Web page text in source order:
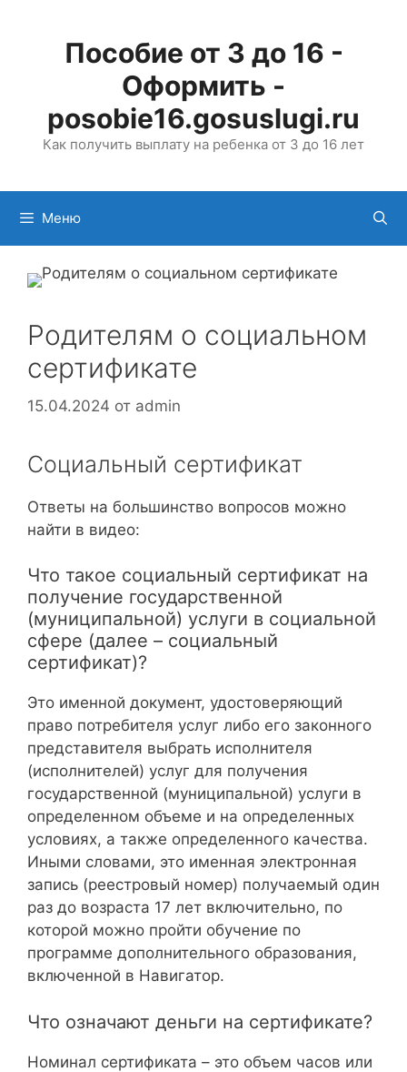
содержимомуПособие от 3 до 16 -
Оформить -
posobie16.gosuslugi.ru
Как получить выплату на ребенка от 3 до 16 лет
Меню
Родителям о социальном
сертификате
15.04.2024 от admin
Социальный сертификат
Ответы на большинство вопросов можно
найти в видео:
Что такое социальный сертификат на
получение государственной
(муниципальной) услуги в социальной
сфере (далее – социальный
сертификат)?
Это именной документ, удостоверяющий
право потребителя услуг либо его законного
представителя выбрать исполнителя
(исполнителей) услуг для получения
государственной (муниципальной) услуги в
определенном объеме и на определенных
условиях, а также определенного качества.
Иными словами, это именная электронная
запись (реестровый номер) получаемый один
раз до возраста 17 лет включительно, по
которой можно пройти обучение по
программе дополнительного образования,
включенной в Навигатор.
Что означают деньги на сертификате?
Номинал сертификата – это объем часов или